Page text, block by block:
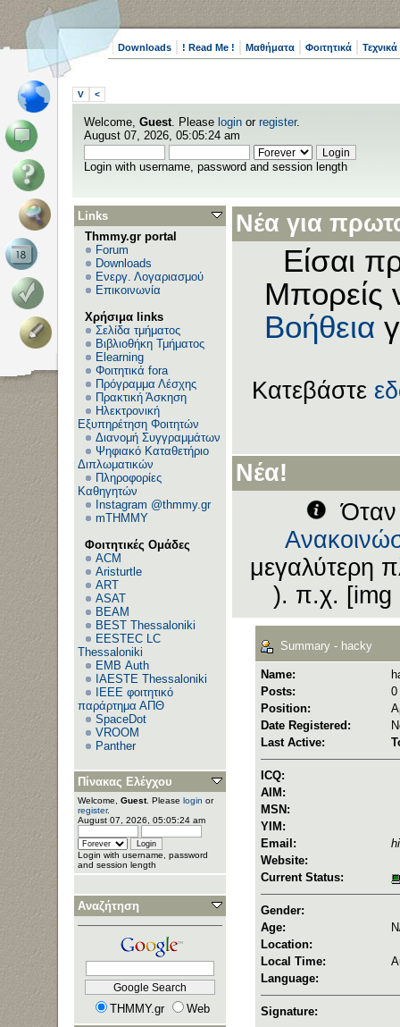
Downloads ! Read Me ! Μαθήματα Φοιτητικά
V <
Welcome, Guest. Please login or register.
August 07, 2026, 05:05:24 am
Login with username, password and session length
Links
Thmmy.gr portal
Forum
Downloads
Ενεργ. Λογαριασμού
Επικοινωνία
Χρήσιμα links
Σελίδα τμήματος
Βιβλιοθήκη Τμήματος
Elearning
Φοιτητικά fora
Πρόγραμμα Λέσχης
Πρακτική Άσκηση
Ηλεκτρονική
Εξυπηρέτηση Φοιτητών
Διανομή Συγγραμμάτων
Ψηφιακό Καταθετήριο
Διπλωματικών
Πληροφορίες
Καθηγητών
Instagram @thmmy.gr
mTHMMY
Φοιτητικές Ομάδες
ACM
Aristurtle
ART
ASAT
BEAM
BEST Thessaloniki
EESTEC LC
Thessaloniki
EΜΒ Auth
IAESTE Thessaloniki
IEEE φοιτητικό
παράρτημα ΑΠΘ
SpaceDot
VROOM
Panther
Πίνακας Ελέγχου
Welcome, Guest. Please login or
register.
August 07, 2026, 05:05:24 am
Login with username, password
and session length
Αναζήτηση
THMMY.gr
Web
Νέα για
Είσαι
Μπορείς
Βοήθεια
Κατεβάστε
Νέα!
Όταν
μεγαλύτερη
). π.χ. [img
Summary - hacky
Name:
Posts:
0
Position:
Date Registered:
Last Active:
ICQ:
AIM:
MSN:
YIM:
Email:
Website:
Current Status:
Gender:
Age:
Location:
Local Time:
Language:
Signature: